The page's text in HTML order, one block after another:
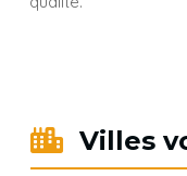
Villes